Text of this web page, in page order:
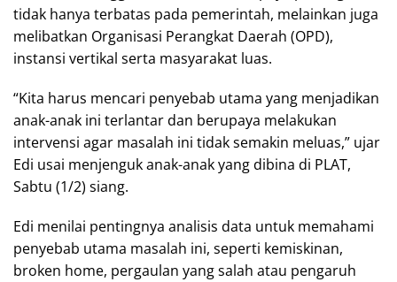
tidak hanya terbatas pada pemerintah, melainkan juga
melibatkan Organisasi Perangkat Daerah (OPD),
instansi vertikal serta masyarakat luas.
“Kita harus mencari penyebab utama yang menjadikan
anak-anak ini terlantar dan berupaya melakukan
intervensi agar masalah ini tidak semakin meluas,” ujar
Edi usai menjenguk anak-anak yang dibina di PLAT,
Sabtu (1/2) siang.
Edi menilai pentingnya analisis data untuk memahami
penyebab utama masalah ini, seperti kemiskinan,
broken home, pergaulan yang salah atau pengaruh